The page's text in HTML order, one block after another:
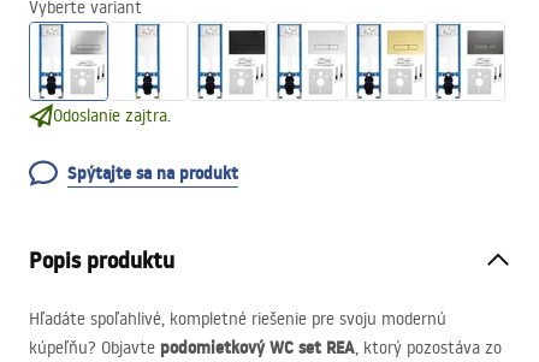
Vyberte variant
Odoslanie zajtra.
Spýtajte sa na produkt
Popis produktu
Hľadáte spoľahlivé, kompletné riešenie pre svoju modernú
kúpeľňu? Objavte podomietkový WC set REA, ktorý pozostáva zo